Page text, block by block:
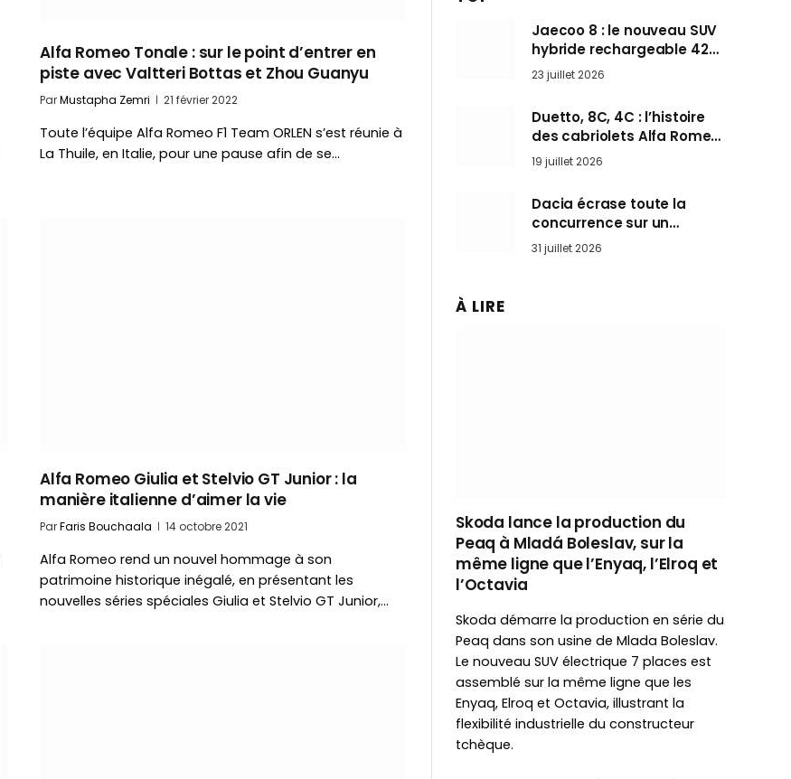
Alfa Romeo Tonale : sur le point d’entrer en
piste avec Valtteri Bottas et Zhou Guanyu
ParMustapha Zemri 21 février 2022
Toute l’équipe Alfa Romeo F1 Team ORLEN s’est réunie à
La Thuile, en Italie, pour une pause afin de se…
Alfa Romeo Giulia et Stelvio GT Junior : la
manière italienne d’aimer la vie
ParFaris Bouchaala 14 octobre 2021
Alfa Romeo rend un nouvel hommage à son
patrimoine historique inégalé, en présentant les
nouvelles séries spéciales Giulia et Stelvio GT Junior,…
Jaecoo 8 : le nouveau SUV
hybride rechargeable 428
ch qui vise l’Audi Q7 arrive
en Europe cet automne
23 juillet 2026
Duetto, 8C, 4C : l’histoire
des cabriolets Alfa Romeo,
ces Spider qui ont défini
l’art de rouler cheveux au
vent
19 juillet 2026
Dacia écrase toute la
concurrence sur un
marché où personne ne
l’attendait
31 juillet 2026
À LIRE
Skoda lance la production du
Peaq à Mladá Boleslav, sur la
même ligne que l’Enyaq, l’Elroq et
l’Octavia
Skoda démarre la production en série du
Peaq dans son usine de Mlada Boleslav.
Le nouveau SUV électrique 7 places est
assemblé sur la même ligne que les
Enyaq, Elroq et Octavia, illustrant la
flexibilité industrielle du constructeur
tchèque.